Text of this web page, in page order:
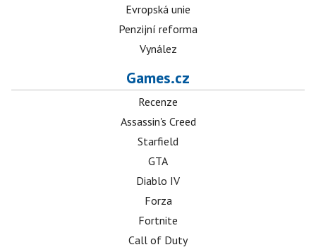
Evropská unie
Penzijní reforma
Vynález
Games.cz
Recenze
Assassin's Creed
Starfield
GTA
Diablo IV
Forza
Fortnite
Call of Duty